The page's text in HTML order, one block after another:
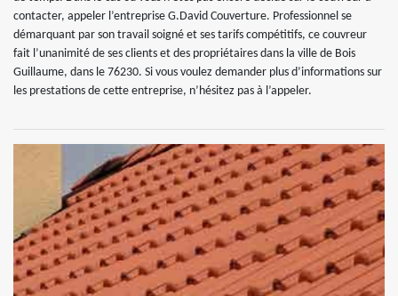
contacter, appeler l’entreprise G.David Couverture. Professionnel se
démarquant par son travail soigné et ses tarifs compétitifs, ce couvreur
fait l’unanimité de ses clients et des propriétaires dans la ville de Bois
Guillaume, dans le 76230. Si vous voulez demander plus d’informations sur
les prestations de cette entreprise, n’hésitez pas à l’appeler.